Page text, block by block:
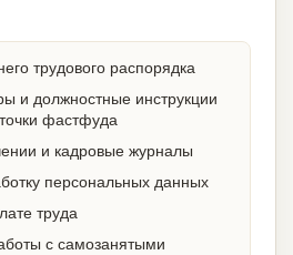
трудового распорядка
и должностные инструкции
фастфуда
и кадровые журналы
персональных данных
труда
с самозанятыми